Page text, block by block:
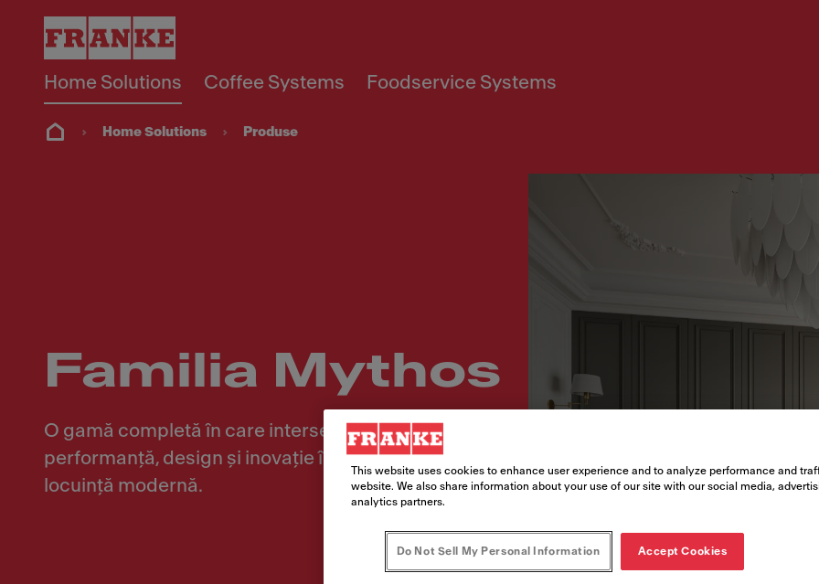
Home Solutions Coffee Systems Foodservice Systems
Home Solutions Produse
Familia Mythos
O gamă completă în care intersecția dintre durabilitate,
performanță, design și inovație îmbogățește relațiile dintr-o
locuință modernă.
This website uses cookies to enhance user experience and to analyze performance and
website. We also share information about your use of our site with our social media,
analytics partners.
Do Not Sell My Personal Information Accept Cookies